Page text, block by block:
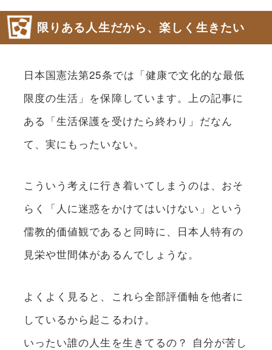
限りある人生だから、楽しく生きたい
日本国憲法第25条では「健康で文化的な最低
限度の生活」を保障しています。上の記事に
ある「生活保護を受けたら終わり」だなん
て、実にもったいない。
こういう考えに行き着いてしまうのは、おそ
らく「人に迷惑をかけてはいけない」という
儒教的価値観であると同時に、日本人特有の
見栄や世間体があるんでしょうな。
よくよく見ると、これら全部評価軸を他者に
しているから起こるわけ。
いったい誰の人生を生きてるの？ 自分が苦し